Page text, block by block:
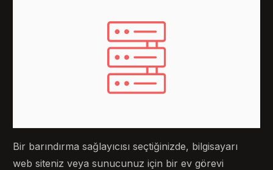
Bir barındırma sağlayıcısı seçtiğinizde, bilgisayarı
web siteniz veya sunucunuz için bir ev görevi